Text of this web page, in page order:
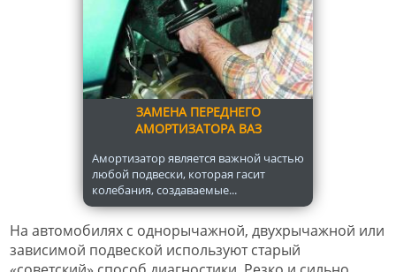
ЗАМЕНА ПЕРЕДНЕГО
АМОРТИЗАТОРА ВАЗ
Амортизатор является важной частью
любой подвески, которая гасит
колебания, создаваемые...
На автомобилях с однорычажной, двухрычажной или
зависимой подвеской используют старый